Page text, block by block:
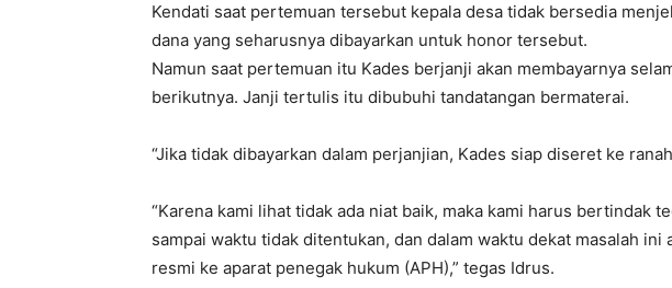
Kendati saat pertemuan tersebut kepala desa tidak bersedia
dana yang seharusnya dibayarkan untuk honor tersebut.
Namun saat pertemuan itu Kades berjanji akan membayarnya
berikutnya. Janji tertulis itu dibubuhi tandatangan bermaterai.
“Jika tidak dibayarkan dalam perjanjian, Kades siap diseret ke
“Karena kami lihat tidak ada niat baik, maka kami harus bertindak
sampai waktu tidak ditentukan, dan dalam waktu dekat masalah ini
resmi ke aparat penegak hukum (APH),” tegas Idrus.